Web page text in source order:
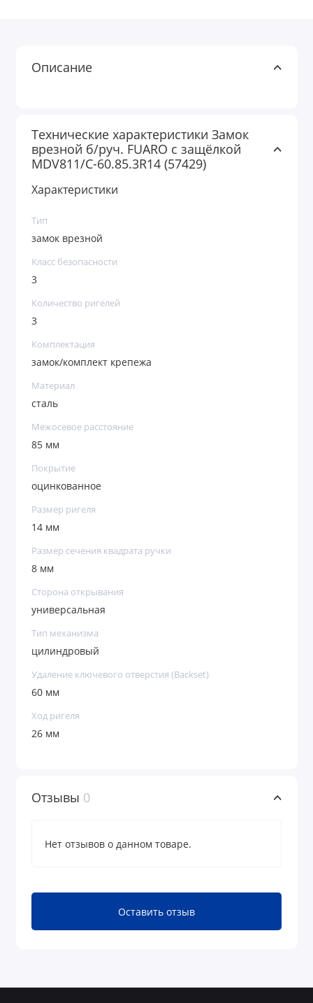
Описание
Технические характеристики Замок
врезной б/руч. FUARO c защёлкой
MDV811/C-60.85.3R14 (57429)
Характеристики
Тип
замок врезной
Класс безопасности
3
Количество ригелей
3
Комплектация
замок/комплект крепежа
Материал
сталь
Межосевое расстояние
85 мм
Покрытие
оцинкованное
Размер ригеля
14 мм
Размер сечения квадрата ручки
8 мм
Сторона открывания
универсальная
Тип механизма
цилиндровый
Удаление ключевого отверстия (Backset)
60 мм
Ход ригеля
26 мм
Отзывы 0
Нет отзывов о данном товаре.
Оставить отзыв